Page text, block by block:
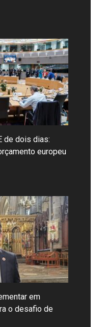
de dois dias:
europeu
em
o desafio de